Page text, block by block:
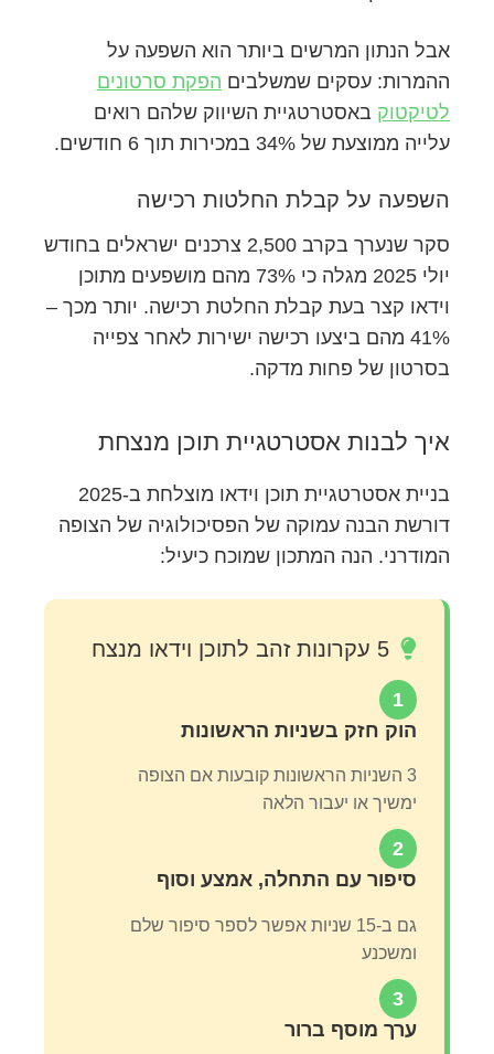
אבל הנתון המרשים ביותר הוא השפעה על
ההמרות: עסקים שמשלבים הפקת סרטונים
לטיקטוק באסטרטגיית השיווק שלהם רואים
עלייה ממוצעת של 34% במכירות תוך 6 חודשים.
השפעה על קבלת החלטות רכישה
סקר שנערך בקרב 2,500 צרכנים ישראלים בחודש
יולי 2025 מגלה כי 73% מהם מושפעים מתוכן
וידאו קצר בעת קבלת החלטת רכישה. יותר מכך –
41% מהם ביצעו רכישה ישירות לאחר צפייה
בסרטון של פחות מדקה.
איך לבנות אסטרטגיית תוכן מנצחת
בניית אסטרטגיית תוכן וידאו מוצלחת ב-2025
דורשת הבנה עמוקה של הפסיכולוגיה של הצופה
המודרני. הנה המתכון שמוכח כיעיל:
5 עקרונות זהב לתוכן וידאו מנצח
1
הוק חזק בשניות הראשונות
3 השניות הראשונות קובעות אם הצופה
ימשיך או יעבור הלאה
2
סיפור עם התחלה, אמצע וסוף
גם ב-15 שניות אפשר לספר סיפור שלם
ומשכנע
3
ערך מוסף ברור